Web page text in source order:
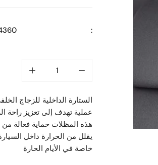
:
الستارة الداخلية للزجاج
عملية تهدف إلى تعزيز راحة
هذه المظلات حماية فعالة
يقلل من الحرارة داخل
خاصة في الأيام الحارة